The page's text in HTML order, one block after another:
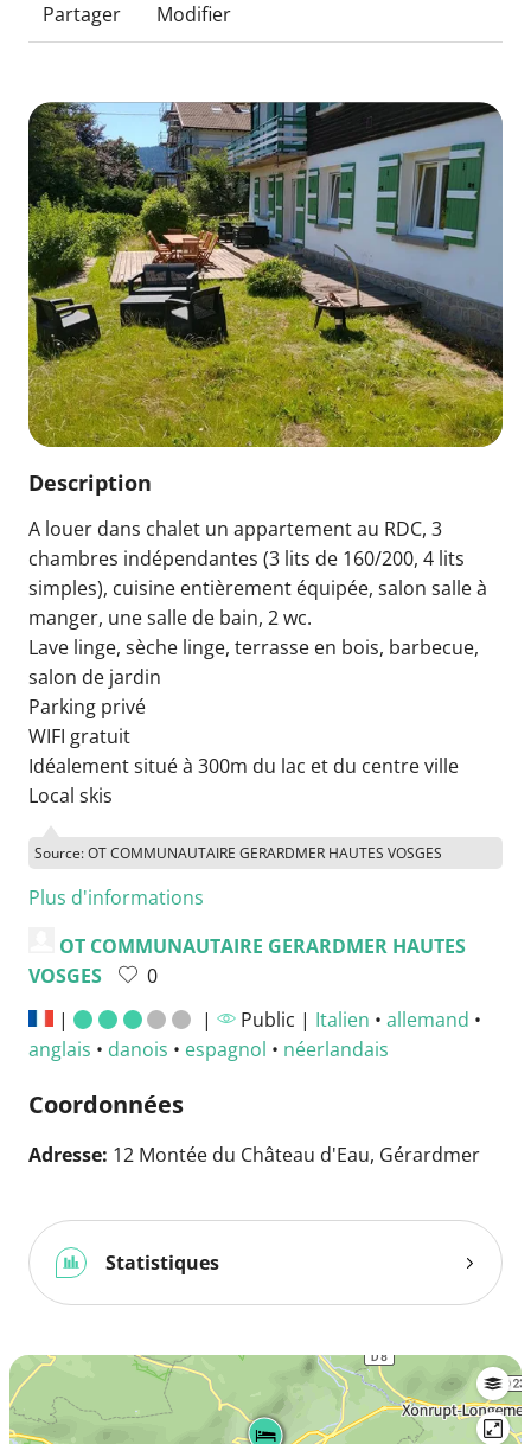
Partager Modifier
Description
A louer dans chalet un appartement au RDC, 3
chambres indépendantes (3 lits de 160/200, 4 lits
simples), cuisine entièrement équipée, salon salle à
manger, une salle de bain, 2 wc.
Lave linge, sèche linge, terrasse en bois, barbecue,
salon de jardin
Parking privé
WIFI gratuit
Idéalement situé à 300m du lac et du centre ville
Local skis
Source: OT COMMUNAUTAIRE GERARDMER HAUTES VOSGES
Plus d'informations
OT COMMUNAUTAIRE GERARDMER HAUTES
VOSGES
0
|
| Public | Italien • allemand •
anglais • danois • espagnol • néerlandais
Coordonnées
Adresse: 12 Montée du Château d'Eau, Gérardmer
Statistiques